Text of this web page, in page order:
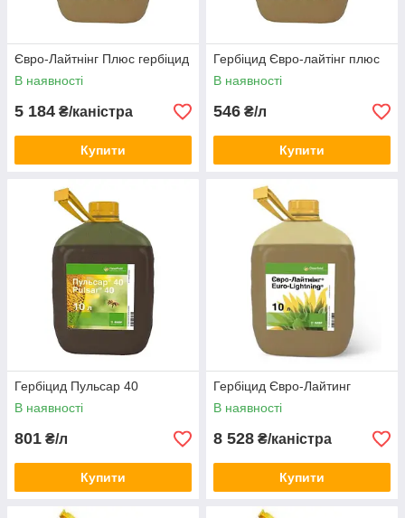
Євро-Лайтнінг Плюс гербіцид
В наявності
5 184 ₴/каністра
Купити
Гербіцид Євро-лайтінг плюс
В наявності
546 ₴/л
Купити
Гербіцид Пульсар 40
В наявності
801 ₴/л
Купити
Гербіцид Євро-Лайтинг
В наявності
8 528 ₴/каністра
Купити